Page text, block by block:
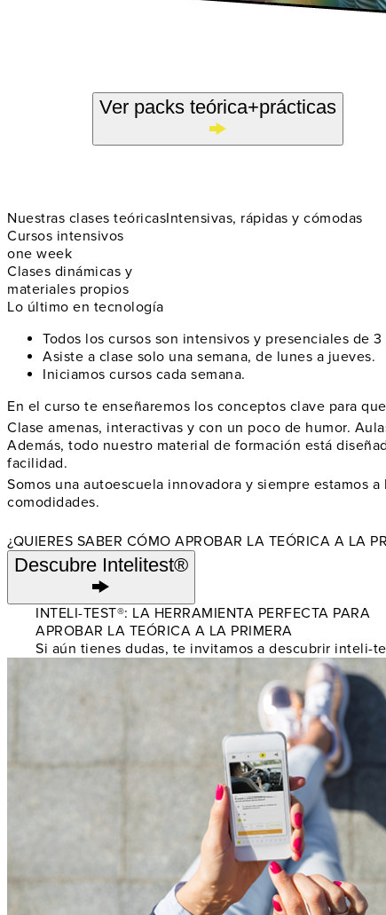
Ver packs teórica+prácticas
Nuestras clases teóricasIntensivas, rápidas y cómodas
Cursos intensivos
one week
Clases dinámicas y
materiales propios
Lo último en tecnología
Todos los cursos son intensivos y presenciales de
Asiste a clase solo una semana, de lunes a jueves.
Iniciamos cursos cada semana.
En el curso te enseñaremos los conceptos clave para
Clase amenas, interactivas y con un poco de humor.
Además, todo nuestro material de formación está
facilidad.
Somos una autoescuela innovadora y siempre estamos
comodidades.
¿QUIERES SABER CÓMO APROBAR LA TEÓRICA A LA
Descubre Intelitest®
INTELI-TEST®: LA HERRAMIENTA PERFECTA PARA
APROBAR LA TEÓRICA A LA PRIMERA
Si aún tienes dudas, te invitamos a descubrir inteli-